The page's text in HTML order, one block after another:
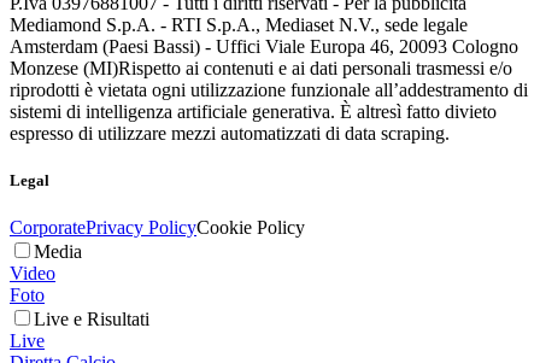
Mediamond S.p.A. - RTI S.p.A., Mediaset N.V., sede legale
Amsterdam (Paesi Bassi) - Uffici Viale Europa 46, 20093 Cologno
Monzese (MI)Rispetto ai contenuti e ai dati personali trasmessi e/o
riprodotti è vietata ogni utilizzazione funzionale all’addestramento di
sistemi di intelligenza artificiale generativa. È altresì fatto divieto
espresso di utilizzare mezzi automatizzati di data scraping.
Legal
CorporatePrivacy PolicyCookie Policy
Media
Video
Foto
Live e Risultati
Live